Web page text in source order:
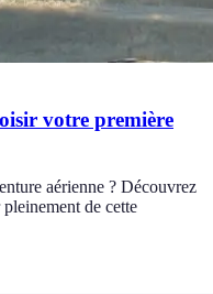
votre première
aérienne ? Découvrez
de cette